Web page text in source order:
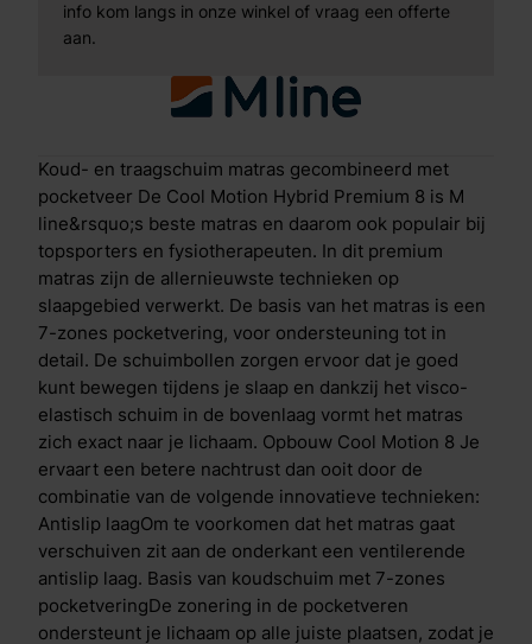
antislip laag. Basis van koudschuim met 7-zones
ondersteunt je lichaam op alle juiste plaatsen, zodat je
een optimale drukverdeling ervaart en soepel opstaat.
door de zonering te testen in een onderzoek onder
6.000 deelnemers. Daarnaast zorgt de open structuur
van de pocketveer voor extra ventilatie. Air
ReleaseDe Air Release-laag zorgt ervoor dat vocht en
warmte snel en effici&euml;nt worden afgevoerd door
het matras. Het resultaat? Een aangenaam
slaapklimaat. Iedere nacht weer. Clima SupportDoor
de Clima Support laag geniet je van een optimale
ventilatie en een goede warmteafvoer. Je voelt je 's
ochtends direct fris en compleet uitgerust. In de
Clima Support-laag is ook de Body Adapt techniek
gebruikt: insnijdingen per lichaamszone die de druk
van je lichaam op het matras beter verdelen en
ondersteunen. Dynamic SupportDe ballen in het
matras zorgen voor extra wendbaarheid in bed, je
draait een stuk gemakkelijk. Uit onderzoek blijkt dat
ieder mens per nacht gemiddeld 80 keer van houding
verandert. Dit doen we om onze bloedcirculatie op
info kom langs in onze winkel of vraag een offerte
aan.
Koud- en traagschuim matras gecombineerd met
pocketveer De Cool Motion Hybrid Premium 8 is M
line&rsquo;s beste matras en daarom ook populair bij
topsporters en fysiotherapeuten. In dit premium
matras zijn de allernieuwste technieken op
slaapgebied verwerkt. De basis van het matras is een
7-zones pocketvering, voor ondersteuning tot in
detail. De schuimbollen zorgen ervoor dat je goed
kunt bewegen tijdens je slaap en dankzij het visco-
elastisch schuim in de bovenlaag vormt het matras
zich exact naar je lichaam. Opbouw Cool Motion 8 Je
ervaart een betere nachtrust dan ooit door de
combinatie van de volgende innovatieve technieken:
Antislip laagOm te voorkomen dat het matras gaat
verschuiven zit aan de onderkant een ventilerende
antislip laag. Basis van koudschuim met 7-zones
pocketveringDe zonering in de pocketveren
ondersteunt je lichaam op alle juiste plaatsen, zodat je